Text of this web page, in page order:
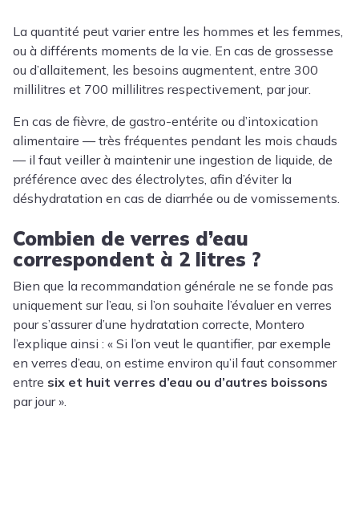
La quantité peut varier entre les hommes et les femmes,
ou à différents moments de la vie. En cas de grossesse
ou d’allaitement, les besoins augmentent, entre 300
millilitres et 700 millilitres respectivement, par jour.
En cas de fièvre, de gastro-entérite ou d’intoxication
alimentaire — très fréquentes pendant les mois chauds
— il faut veiller à maintenir une ingestion de liquide, de
préférence avec des électrolytes, afin d’éviter la
déshydratation en cas de diarrhée ou de vomissements.
Combien de verres d’eau
correspondent à 2 litres ?
Bien que la recommandation générale ne se fonde pas
uniquement sur l’eau, si l’on souhaite l’évaluer en verres
pour s’assurer d’une hydratation correcte, Montero
l’explique ainsi : « Si l’on veut le quantifier, par exemple
en verres d’eau, on estime environ qu’il faut consommer
entre six et huit verres d’eau ou d’autres boissons
par jour ».